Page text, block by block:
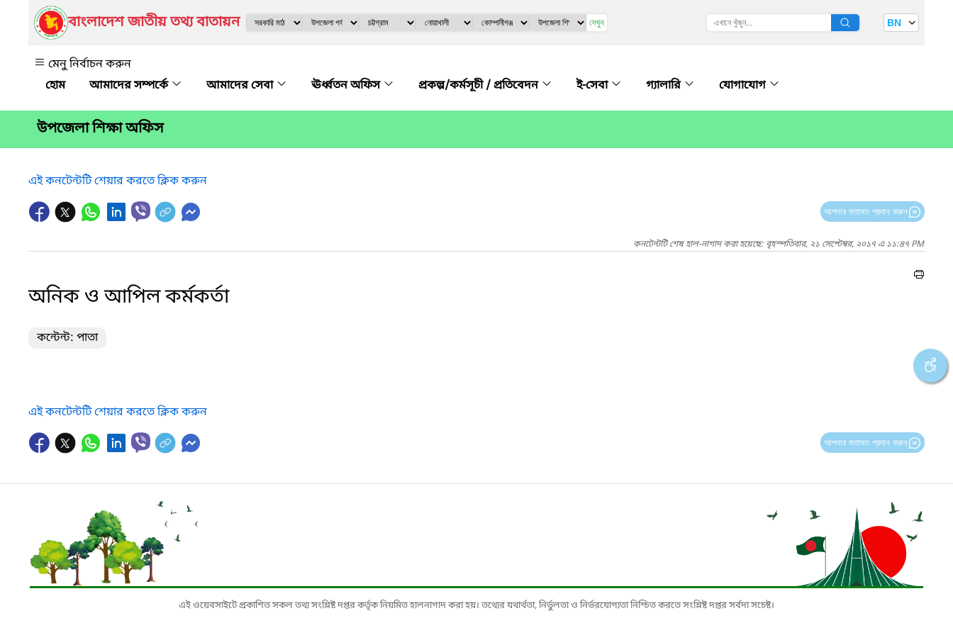
বাংলাদেশ জাতীয় তথ্য বাতায়ন দেখুন BN
মেনু নির্বাচন করুন
আমাদের সম্পর্কে
আমাদের সেবা ঊর্ধ্বতন অফিস প্রকল্প/কর্মসূচী / প্রতিবেদন ই-সেবা গ্যালারি যোগাযোগ
উপজেলা শিক্ষা অফিস
এই কনটেন্টটি শেয়ার করতে ক্লিক করুন
আপনার মতামত প্রদান করুন
কনটেন্টটি শেষ হাল-নাগাদ করা হয়েছে: বৃহস্পতিবার, ২১ সেপ্টেম্বর, ২০১৭ এ ১১:৪৭ PM
অনিক ও আপিল কর্মকর্তা
কন্টেন্ট: পাতা
এই কনটেন্টটি শেয়ার করতে ক্লিক করুন
আপনার মতামত প্রদান করুন
এই ওয়েবসাইটে প্রকাশিত সকল তথ্য সংশ্লিষ্ট দপ্তর কর্তৃক নিয়মিত হালনাগাদ করা হয়। তথ্যের যথার্থতা, নির্ভুলতা ও নির্ভরযোগ্যতা নিশ্চিত করতে সংশ্লিষ্ট দপ্তর সর্বদা সচেষ্ট।